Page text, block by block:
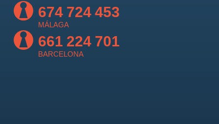
674 724 453
MÁLAGA
661 224 701
BARCELONA